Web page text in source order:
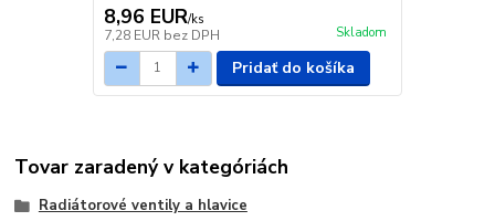
8,96 EUR/ks
7,28 EUR bez DPH Skladom
Pridať do košíka
Tovar zaradený v kategóriách
Radiátorové ventily a hlavice